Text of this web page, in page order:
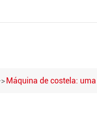
Máquina de costela: